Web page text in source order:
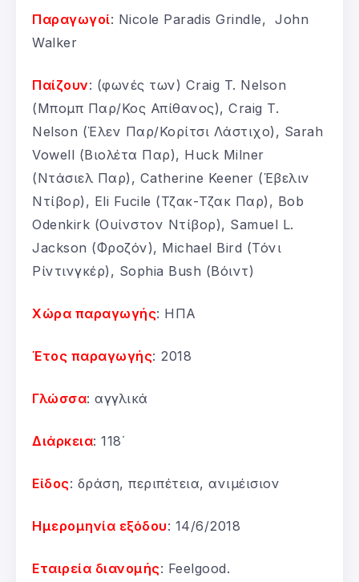
Παραγωγοί: Nicole Paradis Grindle, John
Walker
Παίζουν: (φωνές των) Craig T. Nelson
(Μπομπ Παρ/Κος Απίθανος), Craig T.
Nelson (Έλεν Παρ/Κορίτσι Λάστιχο), Sarah
Vowell (Βιολέτα Παρ), Huck Milner
(Ντάσιελ Παρ), Catherine Keener (Έβελιν
Ντίβορ), Eli Fucile (Τζακ-Τζακ Παρ), Bob
Odenkirk (Ουίνστον Ντίβορ), Samuel L.
Jackson (Φροζόν), Michael Bird (Τόνι
Ρίντινγκέρ), Sophia Bush (Βόιντ)
Χώρα παραγωγής: ΗΠΑ
Έτος παραγωγής: 2018
Γλώσσα: αγγλικά
Διάρκεια: 118΄
Είδος: δράση, περιπέτεια, ανιμέισιον
Ημερομηνία εξόδου: 14/6/2018
Εταιρεία διανομής: Feelgood.